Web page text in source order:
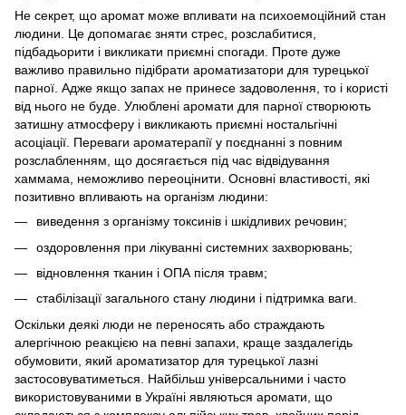
Не секрет, що аромат може впливати на психоемоційний стан
людини. Це допомагає зняти стрес, розслабитися,
підбадьорити і викликати приємні спогади. Проте дуже
важливо правильно підібрати ароматизатори для турецької
парної. Адже якщо запах не принесе задоволення, то і користі
від нього не буде. Улюблені аромати для парної створюють
затишну атмосферу і викликають приємні ностальгічні
асоціації. Переваги ароматерапії у поєднанні з повним
розслабленням, що досягається під час відвідування
хаммама, неможливо переоцінити. Основні властивості, які
позитивно впливають на організм людини:
виведення з організму токсинів і шкідливих речовин;
оздоровлення при лікуванні системних захворювань;
відновлення тканин і ОПА після травм;
стабілізації загального стану людини і підтримка ваги.
Оскільки деякі люди не переносять або страждають
алергічною реакцією на певні запахи, краще заздалегідь
обумовити, який ароматизатор для турецької лазні
застосовуватиметься. Найбільш універсальними і часто
використовуваними в Україні являються аромати, що